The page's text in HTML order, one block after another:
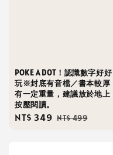
POKE A DOT！認識數字好好
玩※封底有音檔／書本較厚
有一定重量，建議放於地上
按壓閱讀。
Sale
NT$ 349 Regular
NT$ 499